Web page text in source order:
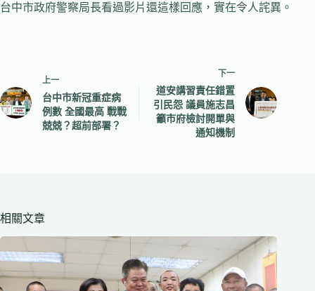
台中市政府警察局長看過影片還這樣回應，實在令人詫異。
上一
台中市新冠重症病
例數 全國最高 戰戰
兢兢？超前部署？
下一
道安講習責任錯置
引民怨 議員施志昌
籲市府檢討開單與
通知機制
相關文章